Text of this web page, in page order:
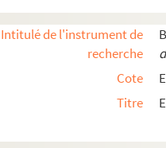
Intitulé de l'instrument de
recherche
Cote
Titre
EST.FC.4018. Commissaire
EST.FC.4068. Comptoir des
EST.FC.1186. La conquête de
EST.FC.P.287. Cosinus